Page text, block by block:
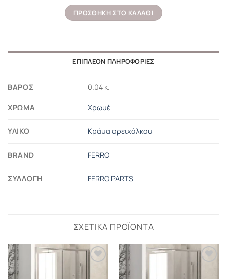
ΠΡΟΣΘΉΚΗ ΣΤΟ ΚΑΛΆΘΙ
ΕΠΙΠΛΈΟΝ ΠΛΗΡΟΦΟΡΊΕΣ
ΒΆΡΟΣ 0.04 κ.
ΧΡΏΜΑ Χρωμέ
ΥΛΙΚΌ Κράμα ορειχάλκου
BRAND FERRO
ΣΥΛΛΟΓΉ FERRO PARTS
ΣΧΕΤΙΚΆ ΠΡΟΪΌΝΤΑ